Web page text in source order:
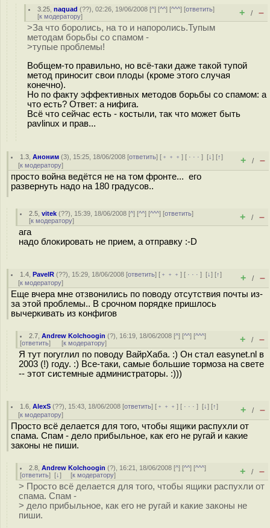
3.25 ,naquad (??), 02:26, 19/06/2008 [^] [^^] [^^^] [ответить]
[к модератору] + / –
>За что боролись, на то и напоролись.Тупым
методам борьбы со спамом -
>тупые проблемы!
Вобщем-то правильно, но всё-таки даже такой тупой
метод приносит свои плоды (кроме этого случая
конечно).
Но по факту эффективных методов борьбы со спамом: а
что есть? Ответ: а нифига.
Всё что сейчас есть - костыли, так что может быть
pavlinux и прав...
1.3 ,Аноним (3), 15:25, 18/06/2008 [ответить] [ ﹢﹢﹢] [ · · ·][↓] [↑]
[к модератору] + / –
просто война ведётся не на том фронте... его
развернуть надо на 180 градусов..
2.5 ,vitek (??), 15:39, 18/06/2008 [^] [^^] [^^^] [ответить]
[к модератору] + / –
ага
надо блокировать не прием, а отправку :-D
1.4 ,PavelR (??), 15:29, 18/06/2008 [ответить] [ ﹢﹢﹢] [ · · ·][↓] [↑]
[к модератору] + / –
Еще вчера мне отзвонились по поводу отсутствия почты из-
за этой проблемы.. В срочном порядке пришлось
вычеркивать из конфигов
2.7 ,Andrew Kolchoogin (?), 16:19, 18/06/2008 [^] [^^] [^^^]
[ответить] [к модератору] + / –
Я тут погуглил по поводу ВайрХаба. :) Он стал easynet.nl в
2003 (!) году. :) Все-таки, самые большие тормоза на свете
-- этот системные администраторы. :)))
1.6 ,AlexS (??), 15:43, 18/06/2008 [ответить] [ ﹢﹢﹢] [ · · ·][↓] [↑]
[к модератору] + / –
Просто всё делается для того, чтобы ящики распухли от
спама. Спам - дело прибыльное, как его не ругай и какие
законы не пиши.
2.8 ,Andrew Kolchoogin (?), 16:21, 18/06/2008 [^] [^^] [^^^]
[ответить] [↓] [к модератору] + / –
> Просто всё делается для того, чтобы ящики распухли от
спама. Спам -
> дело прибыльное, как его не ругай и какие законы не
пиши.